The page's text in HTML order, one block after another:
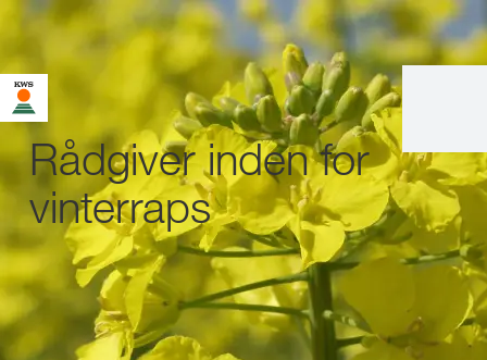
Rådgiver inden for
vinterraps